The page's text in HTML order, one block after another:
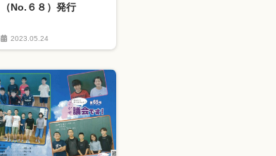
（No.６８）発行
2023.05.24